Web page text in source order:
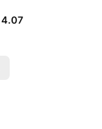
4.07